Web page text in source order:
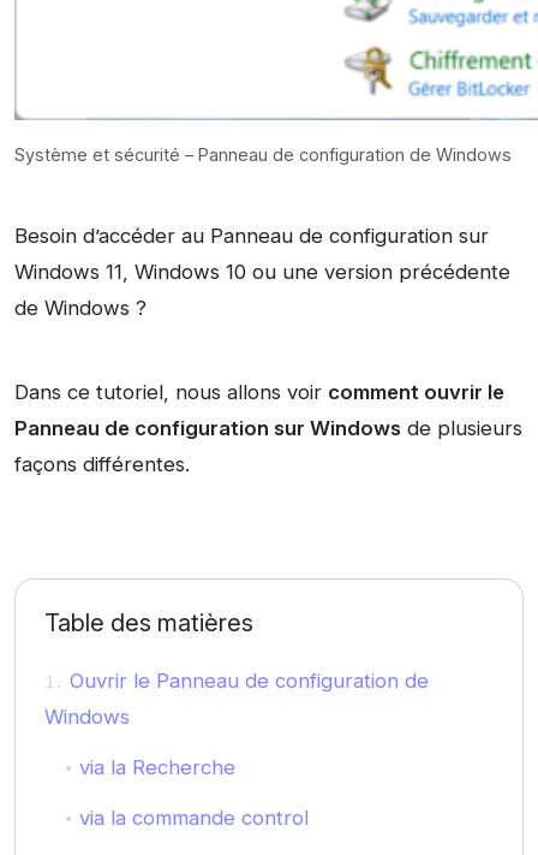
Système et sécurité – Panneau de configuration de Windows
Besoin d’accéder au Panneau de configuration sur
Windows 11, Windows 10 ou une version précédente
de Windows ?
Dans ce tutoriel, nous allons voir comment ouvrir le
Panneau de configuration sur Windows de plusieurs
façons différentes.
Table des matières
Ouvrir le Panneau de configuration de
Windows
via la Recherche
via la commande control